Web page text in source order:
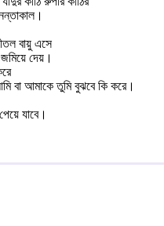
বায়ু এসে
দেয়।
বা আমাকে তুমি বুঝবে কি করে।
যাবে।